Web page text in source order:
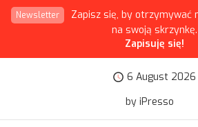
Newsletter
Zapisz się, by otrzymywać
na swoją skrzynkę.
Zapisuję się!
6 August 2026
by iPresso